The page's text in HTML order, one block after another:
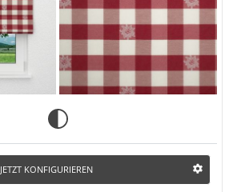
JETZT KONFIGURIEREN